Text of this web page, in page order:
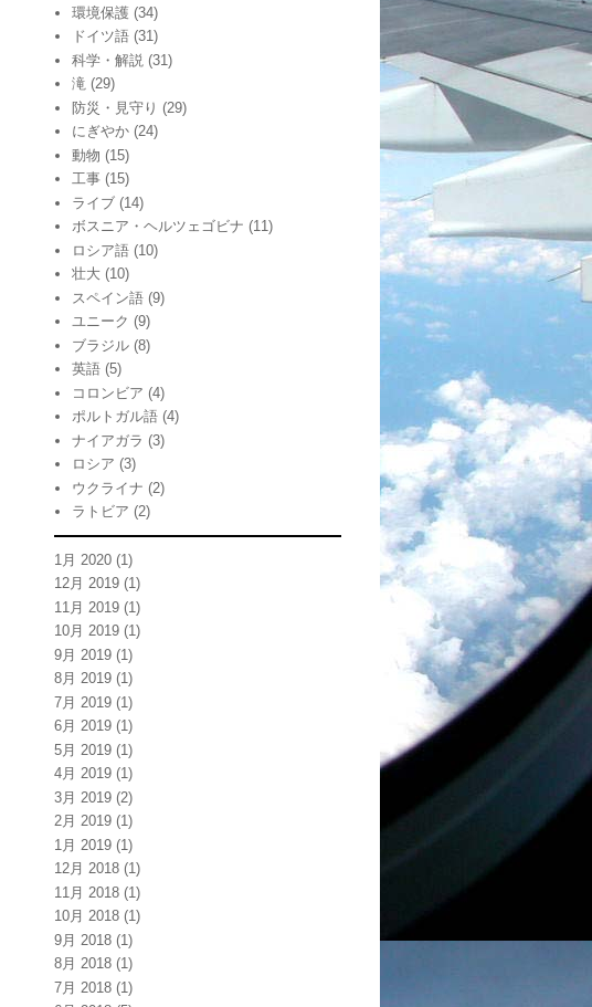
環境保護 (34)
ドイツ語 (31)
科学・解説 (31)
滝 (29)
防災・見守り (29)
にぎやか (24)
動物 (15)
工事 (15)
ライブ (14)
ボスニア・ヘルツェゴビナ (11)
ロシア語 (10)
壮大 (10)
スペイン語 (9)
ユニーク (9)
ブラジル (8)
英語 (5)
コロンビア (4)
ポルトガル語 (4)
ナイアガラ (3)
ロシア (3)
ウクライナ (2)
ラトビア (2)
1月 2020 (1)
12月 2019 (1)
11月 2019 (1)
10月 2019 (1)
9月 2019 (1)
8月 2019 (1)
7月 2019 (1)
6月 2019 (1)
5月 2019 (1)
4月 2019 (1)
3月 2019 (2)
2月 2019 (1)
1月 2019 (1)
12月 2018 (1)
11月 2018 (1)
10月 2018 (1)
9月 2018 (1)
8月 2018 (1)
7月 2018 (1)